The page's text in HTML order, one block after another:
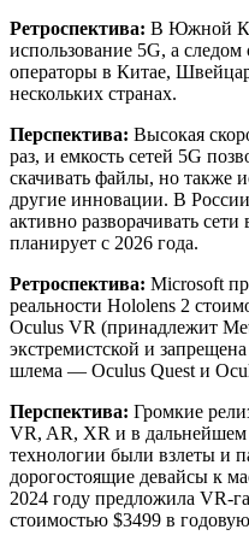
Ретроспектива: В Южной
использование 5G, а следом
операторы в Китае,
нескольких странах.
Перспектива: Высокая
раз, и емкость сетей 5G
скачивать файлы, но также
другие инновации. В
активно разворачивать
планирует с 2026 года.
Ретроспектива: Microsoft
реальности Hololens 2
Oculus VR (принадлежит
экстремистской и
шлема — Oculus Quest и
Перспектива: Громкие
VR, AR, XR и в
технологии были взлеты и
дорогостоящие девайсы к
2024 году предложила VR-
стоимостью $3499 в